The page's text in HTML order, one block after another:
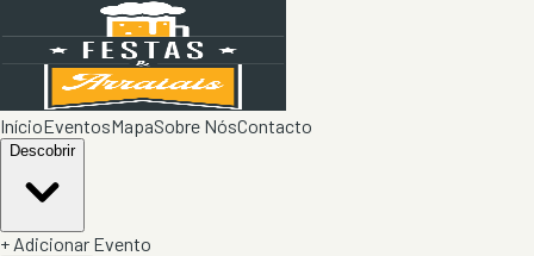
InícioEventosMapaSobre NósContacto
Descobrir
+ Adicionar Evento